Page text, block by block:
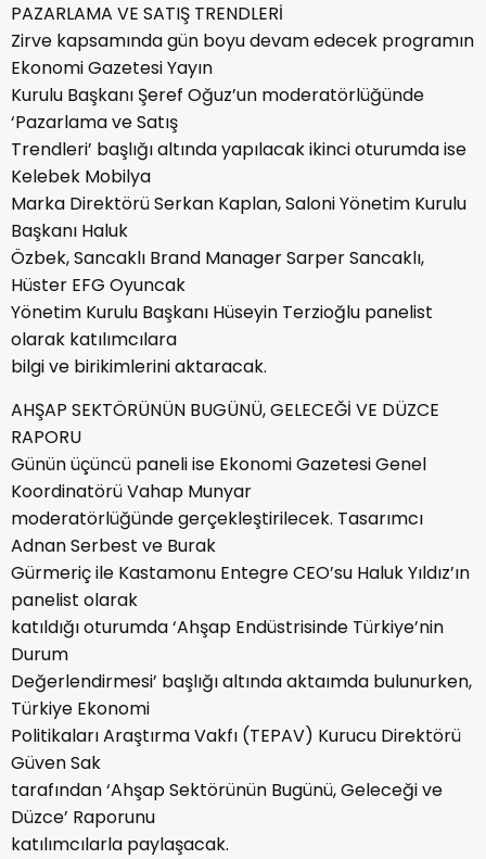
PAZARLAMA VE SATIŞ TRENDLERİ
Zirve kapsamında gün boyu devam edecek programın
Ekonomi Gazetesi Yayın
Kurulu Başkanı Şeref Oğuz’un moderatörlüğünde
‘Pazarlama ve Satış
Trendleri’ başlığı altında yapılacak ikinci oturumda ise
Kelebek Mobilya
Marka Direktörü Serkan Kaplan, Saloni Yönetim Kurulu
Başkanı Haluk
Özbek, Sancaklı Brand Manager Sarper Sancaklı,
Hüster EFG Oyuncak
Yönetim Kurulu Başkanı Hüseyin Terzioğlu panelist
olarak katılımcılara
bilgi ve birikimlerini aktaracak.
AHŞAP SEKTÖRÜNÜN BUGÜNÜ, GELECEĞİ VE DÜZCE
RAPORU
Günün üçüncü paneli ise Ekonomi Gazetesi Genel
Koordinatörü Vahap Munyar
moderatörlüğünde gerçekleştirilecek. Tasarımcı
Adnan Serbest ve Burak
Gürmeriç ile Kastamonu Entegre CEO’su Haluk Yıldız’ın
panelist olarak
katıldığı oturumda ‘Ahşap Endüstrisinde Türkiye’nin
Durum
Değerlendirmesi’ başlığı altında aktaımda bulunurken,
Türkiye Ekonomi
Politikaları Araştırma Vakfı (TEPAV) Kurucu Direktörü
Güven Sak
tarafından ‘Ahşap Sektörünün Bugünü, Geleceği ve
Düzce’ Raporunu
katılımcılarla paylaşacak.